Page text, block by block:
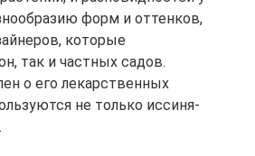
форм и оттенков,
которые
так и частных садов.
о его лекарственных
не только иссиня-